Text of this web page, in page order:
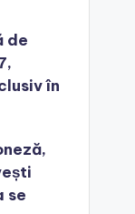
de
în
se